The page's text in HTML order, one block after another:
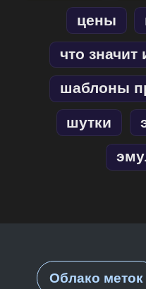
цены
что значит
шаблоны
шутки
Облако меток